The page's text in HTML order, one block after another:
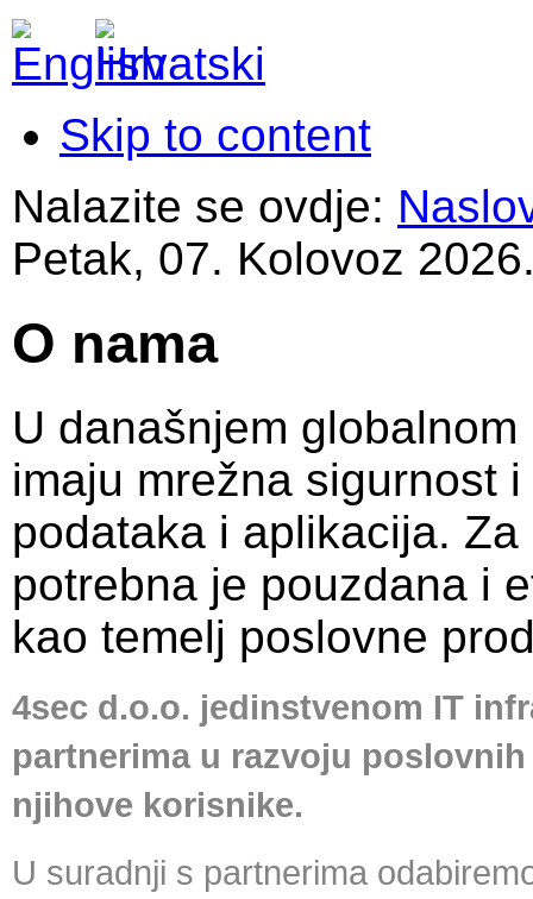
Skip to content
Nalazite se ovdje:
Petak, 07. Kolovoz
O nama
U današnjem
imaju mrežna sigurnost
podataka i aplikacija.
potrebna je pouzdana i
kao temelj poslovne
4sec d.o.o. jedinstvenom IT
partnerima u razvoju
njihove korisnike.
U suradnji s partnerima